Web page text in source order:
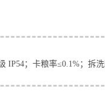
IP54；卡粮率≤0.1%；拆